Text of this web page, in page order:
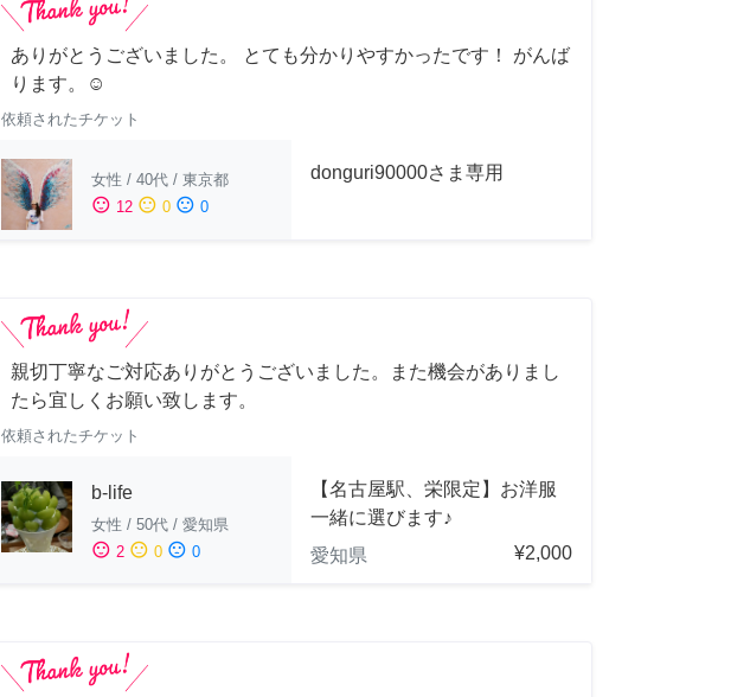
ありがとうございました。 とても分かりやすかったです！ がんば
ります。☺️
依頼されたチケット
女性 / 40代 / 東京都
sentiment_satisfied 12 sentiment_neutral 0 sentiment_dissatisfied 0
donguri90000さま専用
親切丁寧なご対応ありがとうございました。また機会がありまし
たら宜しくお願い致します。
依頼されたチケット
b-life
女性 / 50代 / 愛知県
sentiment_satisfied 2 sentiment_neutral 0 sentiment_dissatisfied 0
【名古屋駅、栄限定】お洋服
一緒に選びます♪
愛知県
¥2,000